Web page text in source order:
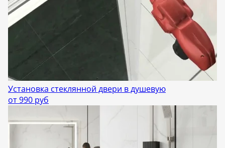
Установка стеклянной двери в душевую
от 990 руб